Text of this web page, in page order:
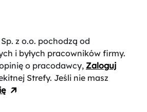
z o.o. pochodzą od
i byłych pracowników firmy.
o pracodawcy, Zaloguj
Strefy. Jeśli nie masz